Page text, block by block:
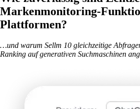
Markenmonitoring-
Plattformen?
…und warum Sellm 10 gleichzeitige
Ranking auf generativen Suchmaschinen